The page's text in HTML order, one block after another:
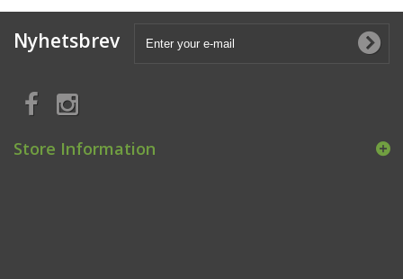
Nyhetsbrev
Store Information